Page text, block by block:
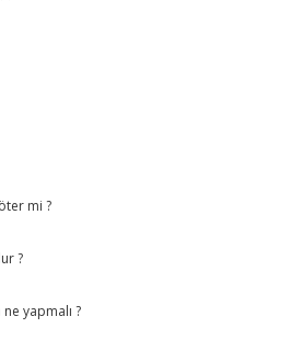
mi ?
?
yapmalı ?